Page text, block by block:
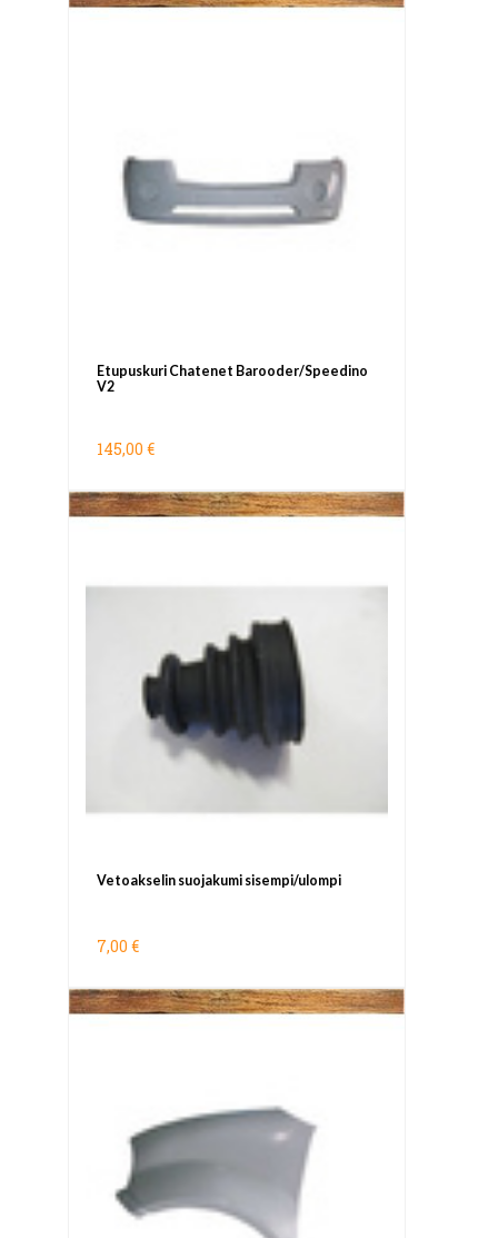
Etupuskuri Chatenet Barooder/Speedino
V2
145,00 €
Vetoakselin suojakumi sisempi/ulompi
7,00 €